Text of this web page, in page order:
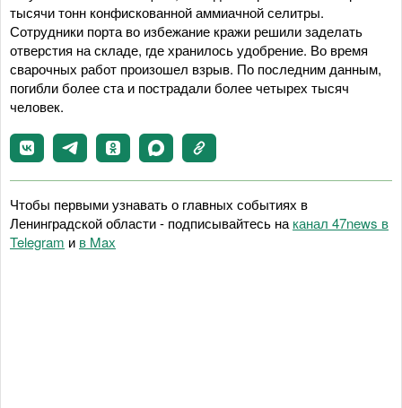
тысячи тонн конфискованной аммиачной селитры.
Сотрудники порта во избежание кражи решили заделать
отверстия на складе, где хранилось удобрение. Во время
сварочных работ произошел взрыв. По последним данным,
погибли более ста и пострадали более четырех тысяч
человек.
Чтобы первыми узнавать о главных событиях в
Ленинградской области - подписывайтесь на канал 47news в
Telegram и в Maх